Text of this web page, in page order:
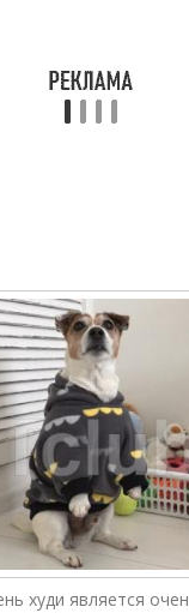
худи является